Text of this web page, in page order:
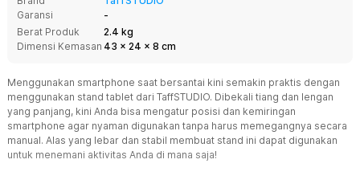
Garansi
-
Berat Produk
2.4 kg
Dimensi Kemasan 43 x 24 x 8 cm
Menggunakan smartphone saat bersantai kini semakin praktis dengan
menggunakan stand tablet dari TaffSTUDIO. Dibekali tiang dan lengan
yang panjang, kini Anda bisa mengatur posisi dan kemiringan
smartphone agar nyaman digunakan tanpa harus memegangnya secara
manual. Alas yang lebar dan stabil membuat stand ini dapat digunakan
untuk menemani aktivitas Anda di mana saja!